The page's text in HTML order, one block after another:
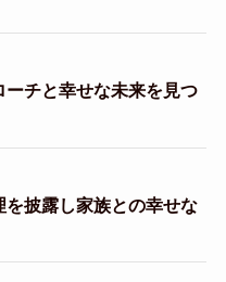
チと幸せな未来を見つ
披露し家族との幸せな